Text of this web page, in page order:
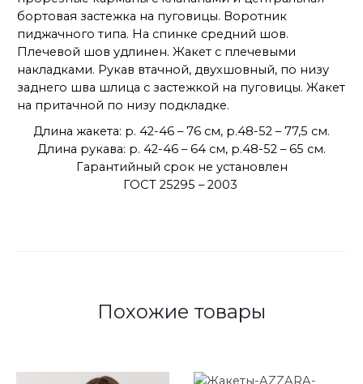
бортовая застежка на пуговицы. Воротник
пиджачного типа. На спинке средний шов.
Плечевой шов удлинен. Жакет с плечевыми
накладками. Рукав втачной, двухшовный, по низу
заднего шва шлица с застежкой на пуговицы. Жакет
на притачной по низу подкладке.
Длина жакета: р. 42-46 – 76 см, р.48-52 – 77,5 см.
Длина рукава: р. 42-46 – 64 см, р.48-52 – 65 см.
Гарантийный срок не установлен
ГОСТ 25295 – 2003
Похожие товары